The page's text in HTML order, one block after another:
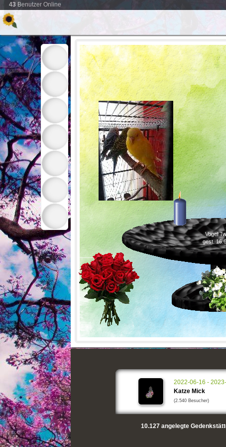
43 Benutzer Online
Vogel
gest.
2022-06-16 -
Katze Mick
(2.540 Besucher)
10.127angelegte